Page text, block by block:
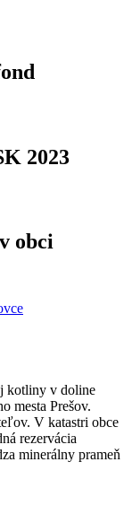
2023
obci
kotliny v doline
mesta Prešov.
V katastri obce
rezervácia
minerálny prameň